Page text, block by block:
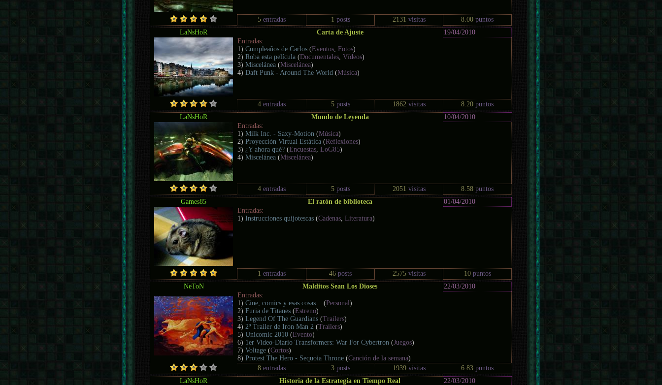
5 entradas 1 posts 2131 visitas 8.00 puntos
LaNsHoR
Carta de Ajuste
19/04/2010
Entradas:
1)Cumpleaños de Carlos (Eventos ,Fotos)
2)Roba esta película (Documentales ,Vídeos)
3)Miscelánea (Miscelánea)
4)Daft Punk - Around The World (Música)
4 entradas 5posts 1862 visitas 8.20 puntos
LaNsHoR
Mundo de Leyenda
10/04/2010
Entradas:
1)Milk Inc. - Saxy-Motion (Música)
2)Proyección Virtual Estática (Reflexiones)
3) ¿Y ahora qué? (Encuestas ,LoG85)
4)Miscelánea (Miscelánea)
4 entradas 5posts 2051 visitas 8.58 puntos
Games85
El ratón de biblioteca
01/04/2010
Entradas:
1)Instrucciones quijotescas (Cadenas ,Literatura)
1 entradas 46 posts 2575visitas 10puntos
NeToN
Malditos Sean Los Dioses
22/03/2010
Entradas:
1)Cine, comics y esas cosas... (Personal)
2)Furia de Titanes (Estreno)
3)Legend Of The Guardians (Trailers)
4) 2º Trailer de Iron Man 2 (Trailers)
5)Unicomic 2010 (Evento)
6) 1er Video-Diario Transformers: War For Cybertron (Juegos)
7)Voltage (Cortos)
8)Protest The Hero - Sequoia Throne (Canción de la semana)
8 entradas 3posts 1939visitas 6.83 puntos
LaNsHoR
Historia de la Estrategia en Tiempo Real
22/03/2010